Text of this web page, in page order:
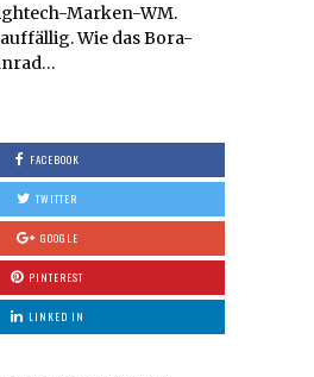
Marken-WM.
Wie das Bora-
FACEBOOK
TWITTER
GOOGLE
PINTEREST
LINKED IN